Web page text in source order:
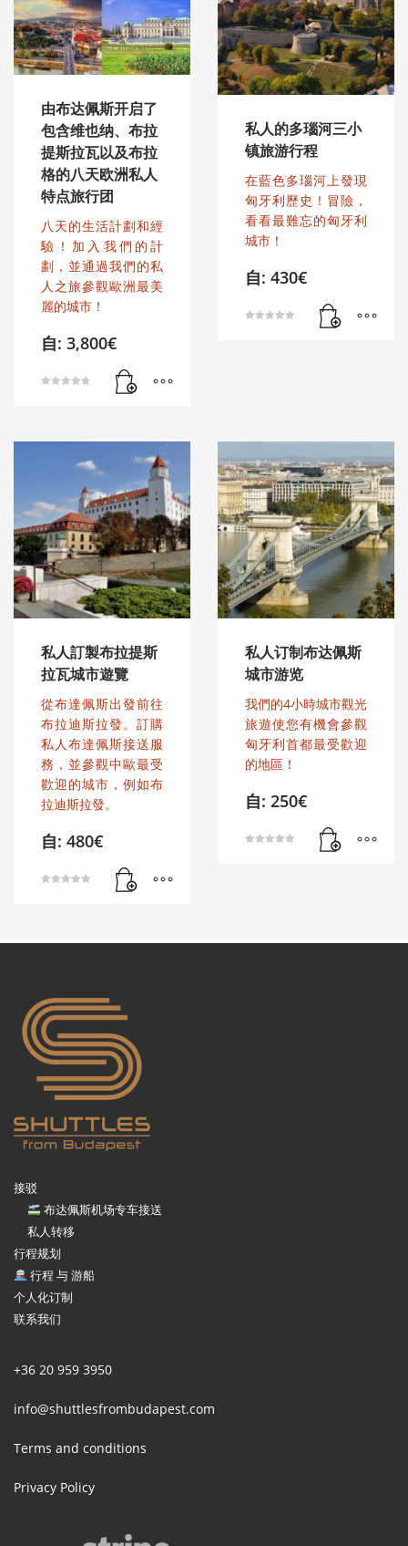
由布达佩斯开启了
包含维也纳、布拉
提斯拉瓦以及布拉
格的八天欧洲私人
特点旅行团
八天的生活計劃和經
驗！加入我們的計
劃，並通過我們的私
人之旅參觀歐洲最美
麗的城市！
自: 3,800€
私人的多瑙河三小
镇旅游行程
在藍色多瑙河上發現
匈牙利歷史！冒險，
看看最難忘的匈牙利
城市！
自: 430€
私人訂製布拉提斯
拉瓦城市遊覽
從布達佩斯出發前往
布拉迪斯拉發。訂購
私人布達佩斯接送服
務，並參觀中歐最受
歡迎的城市，例如布
拉迪斯拉發。
自: 480€
私人订制布达佩斯
城市游览
我們的4小時城市觀光
旅遊使您有機會參觀
匈牙利首都最受歡迎
的地區！
自: 250€
接驳
布达佩斯机场专车接送
私人转移
行程规划
行程 与 游船
个人化订制
联系我们
+36 20 959 3950
info@shuttlesfrombudapest.com
Terms and conditions
Privacy Policy